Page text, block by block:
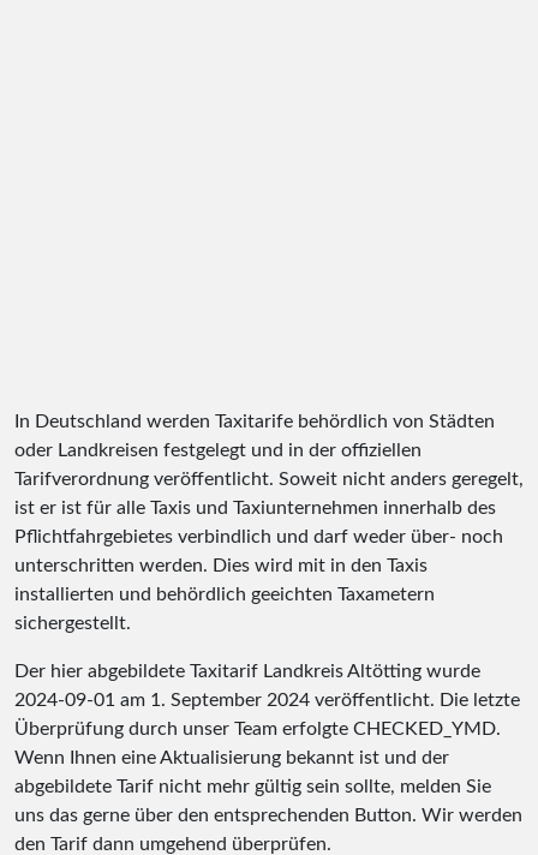
In Deutschland werden Taxitarife behördlich von Städten
oder Landkreisen festgelegt und in der offiziellen
Tarifverordnung veröffentlicht. Soweit nicht anders geregelt,
ist er ist für alle Taxis und Taxiunternehmen innerhalb des
Pflichtfahrgebietes verbindlich und darf weder über- noch
unterschritten werden. Dies wird mit in den Taxis
installierten und behördlich geeichten Taxametern
sichergestellt.
Der hier abgebildete Taxitarif Landkreis Altötting wurde
2024-09-01 am 1. September 2024 veröffentlicht. Die letzte
Überprüfung durch unser Team erfolgte CHECKED_YMD.
Wenn Ihnen eine Aktualisierung bekannt ist und der
abgebildete Tarif nicht mehr gültig sein sollte, melden Sie
uns das gerne über den entsprechenden Button. Wir werden
den Tarif dann umgehend überprüfen.